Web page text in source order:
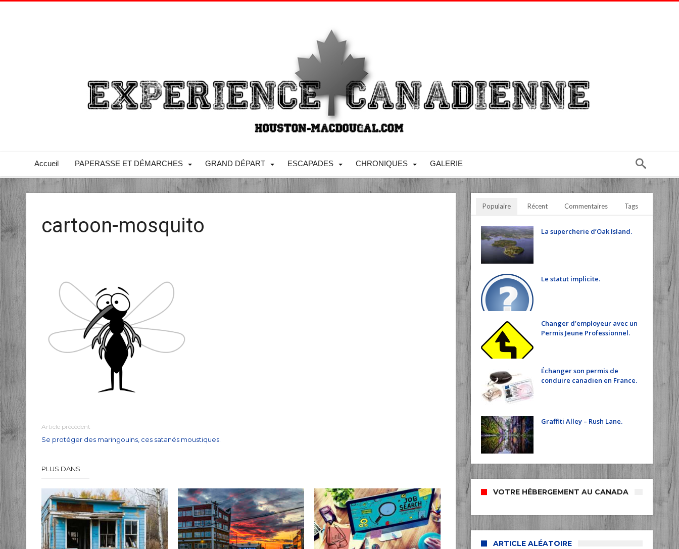
Accueil PAPERASSE ET DÉMARCHES GRAND DÉPART ESCAPADES CHRONIQUES GALERIE
cartoon-mosquito
Article précédent
Se protéger des maringouins, ces satanés moustiques.
PLUS DANS
Populaire Récent Commentaires Tags
La supercherie d’Oak Island.
Le statut implicite.
Changer d’employeur avec un
Permis Jeune Professionnel.
Échanger son permis de
conduire canadien en France.
Graffiti Alley – Rush Lane.
VOTRE HÉBERGEMENT AU CANADA
ARTICLE ALÉATOIRE